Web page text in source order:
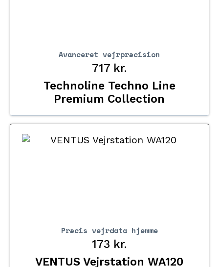
Avanceret vejrpræcision
Technoline Techno Line
Premium Collection
717 kr.
Præcis vejrdata hjemme
VENTUS Vejrstation WA120
173 kr.